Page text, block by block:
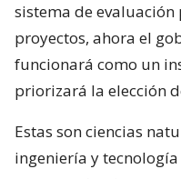
sistema de
proyectos, ahora el
funcionará como un
priorizará la elección
Estas son ciencias
ingeniería y